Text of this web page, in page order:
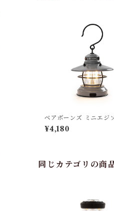
ベアボーンズ ミニエジ
タンLED スレートグレ
¥4,180
同じカテゴリの商